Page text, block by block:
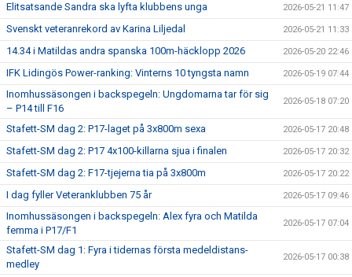
Elitsatsande Sandra ska lyfta klubbens unga 2026-05-21 11:47
Svenskt veteranrekord av Karina Liljedal 2026-05-21 11:33
14.34 i Matildas andra spanska 100m-häcklopp 2026 2026-05-20 22:46
IFK Lidingös Power-ranking: Vinterns 10 tyngsta namn 2026-05-19 07:44
Inomhussäsongen i backspegeln: Ungdomarna tar för sig
– P14 till F16
2026-05-18 07:20
Stafett-SM dag 2: P17-laget på 3x800m sexa 2026-05-17 20:48
Stafett-SM dag 2: P17 4x100-killarna sjua i finalen 2026-05-17 20:32
Stafett-SM dag 2: F17-tjejerna tia på 3x800m 2026-05-17 20:22
I dag fyller Veteranklubben 75 år 2026-05-17 09:46
Inomhussäsongen i backspegeln: Alex fyra och Matilda
femma i P17/F1
2026-05-17 07:04
Stafett-SM dag 1: Fyra i tidernas första medeldistans-
medley
2026-05-17 00:38